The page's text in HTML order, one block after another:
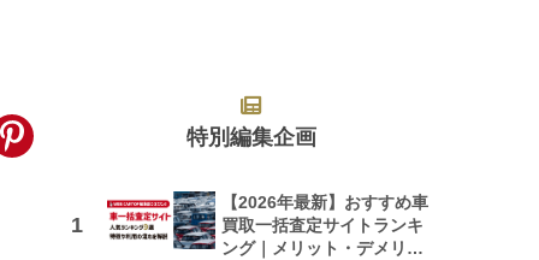
特別編集企画
【2026年最新】おすすめ車
買取一括査定サイトランキ
ング｜メリット・デメリッ